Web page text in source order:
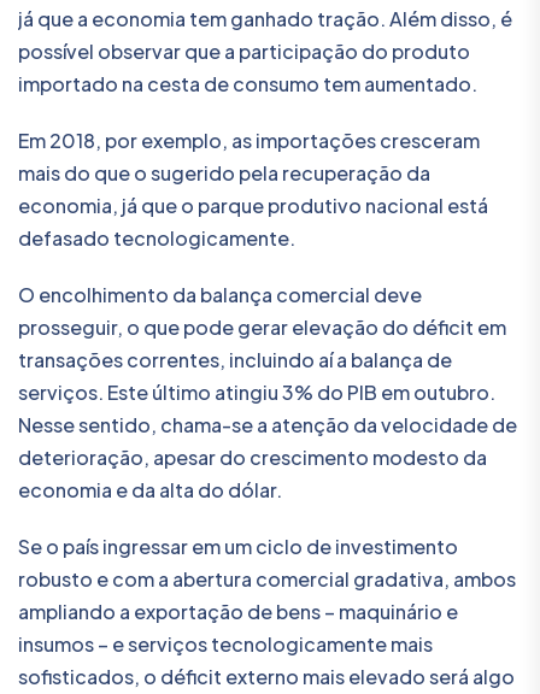
já que a economia tem ganhado tração. Além disso, é
possível observar que a participação do produto
importado na cesta de consumo tem aumentado.
Em 2018, por exemplo, as importações cresceram
mais do que o sugerido pela recuperação da
economia, já que o parque produtivo nacional está
defasado tecnologicamente.
O encolhimento da balança comercial deve
prosseguir, o que pode gerar elevação do déficit em
transações correntes, incluindo aí a balança de
serviços. Este último atingiu 3% do PIB em outubro.
Nesse sentido, chama-se a atenção da velocidade de
deterioração, apesar do crescimento modesto da
economia e da alta do dólar.
Se o país ingressar em um ciclo de investimento
robusto e com a abertura comercial gradativa, ambos
ampliando a exportação de bens – maquinário e
insumos – e serviços tecnologicamente mais
sofisticados, o déficit externo mais elevado será algo